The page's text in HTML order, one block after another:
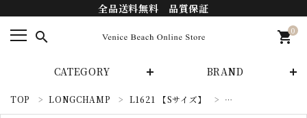
全品送料無料 品質保証
search 0
shopping_cart
CATEGORY BRAND
search
TOP LONGCHAMP L1621 【Sサイズ】 LONGCHAMP LE